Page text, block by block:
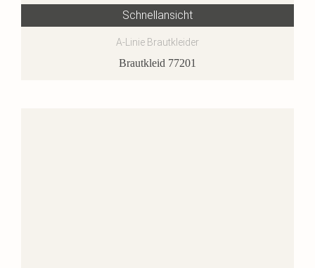
Schnellansicht
A-Linie Brautkleider
Brautkleid 77201